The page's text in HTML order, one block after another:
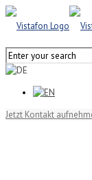
Jetzt Kontakt